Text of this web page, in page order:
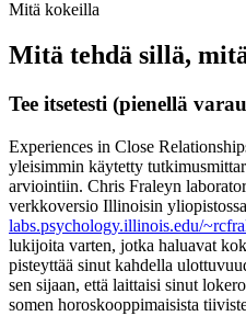
Mitä kokeilla
Mitä tehdä sillä,
Tee itsetesti (pienellä
Experiences in Close
yleisimmin käytetty
arviointiin. Chris Fraleyn
verkkoversio Illinoisin
labs.psychology.illinois.edu/
lukijoita varten, jotka haluavat
pisteyttää sinut kahdella
sen sijaan, että laittaisi sinut
somen horoskooppimaisista